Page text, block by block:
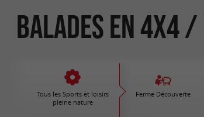
Balades en 4x4 /
Tous les Sports et loisirs
pleine nature
Ferme Découverte